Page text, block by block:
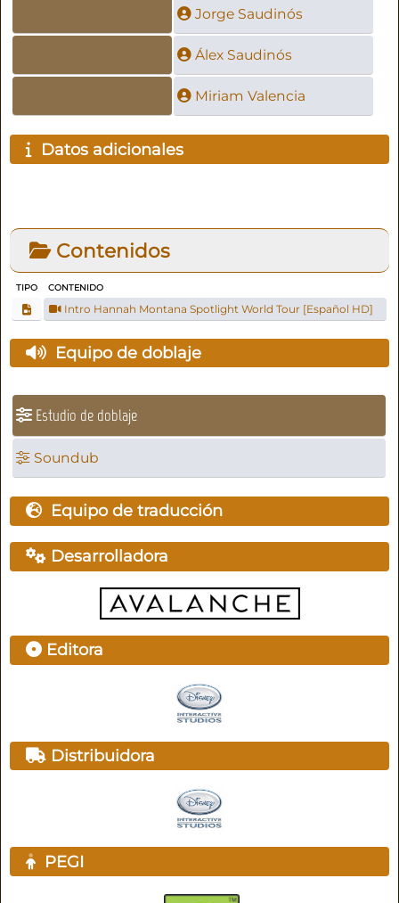
Jorge Saudinós
Álex Saudinós
Miriam Valencia
Datos adicionales
Contenidos
TIPO CONTENIDO
Intro Hannah Montana Spotlight World Tour [Español HD]
Equipo de doblaje
Estudio de doblaje
Soundub
Equipo de traducción
Desarrolladora
Editora
Distribuidora
PEGI